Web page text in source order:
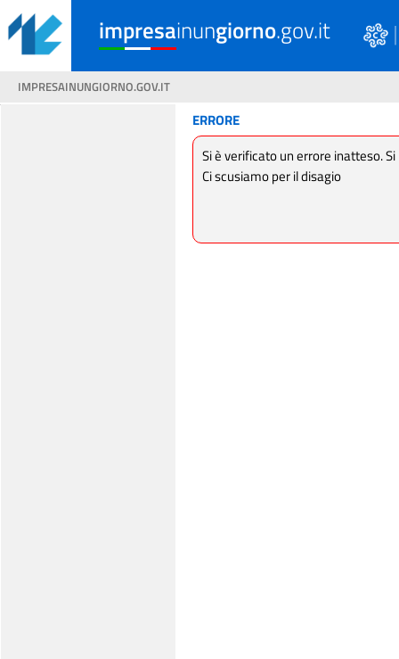
impresainungiorno.gov.it
IMPRESAINUNGIORNO.GOV.IT
ERRORE
Si è verificato un errore inatteso.
Ci scusiamo per il disagio